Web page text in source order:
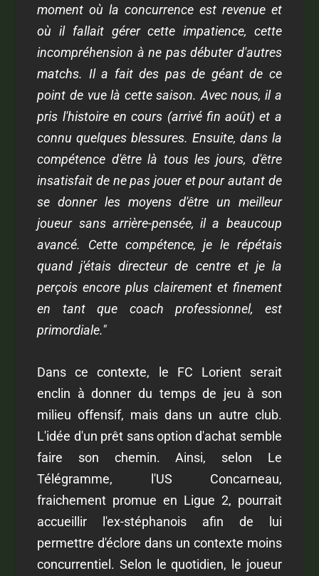
moment où la concurrence est revenue et
où il fallait gérer cette impatience, cette
incompréhension à ne pas débuter d'autres
matchs. Il a fait des pas de géant de ce
point de vue là cette saison. Avec nous, il a
pris l'histoire en cours (arrivé fin août) et a
connu quelques blessures. Ensuite, dans la
compétence d'être là tous les jours, d'être
insatisfait de ne pas jouer et pour autant de
se donner les moyens d'être un meilleur
joueur sans arrière-pensée, il a beaucoup
avancé. Cette compétence, je le répétais
quand j'étais directeur de centre et je la
perçois encore plus clairement et finement
en tant que coach professionnel, est
primordiale."
Dans ce contexte, le FC Lorient serait
enclin à donner du temps de jeu à son
milieu offensif, mais dans un autre club.
L'idée d'un prêt sans option d'achat semble
faire son chemin. Ainsi, selon Le
Télégramme, l'US Concarneau,
fraichement promue en Ligue 2, pourrait
accueillir l'ex-stéphanois afin de lui
permettre d'éclore dans un contexte moins
concurrentiel. Selon le quotidien, le joueur